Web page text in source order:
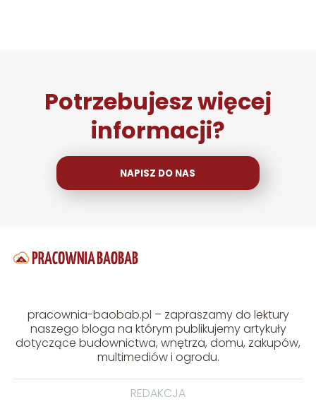
Potrzebujesz więcej
informacji?
NAPISZ DO NAS
pracownia-baobab.pl – zapraszamy do lektury
naszego bloga na którym publikujemy artykuły
dotyczące budownictwa, wnętrza, domu, zakupów,
multimediów i ogrodu.
REDAKCJA